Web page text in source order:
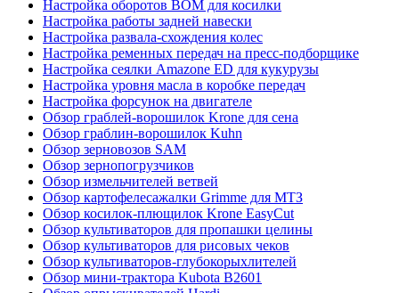
Настройка оборотов ВОМ для косилки
Настройка работы задней навески
Настройка развала-схождения колес
Настройка ременных передач на пресс-подборщике
Настройка сеялки Amazone ED для кукурузы
Настройка уровня масла в коробке передач
Настройка форсунок на двигателе
Обзор граблей-ворошилок Krone для сена
Обзор граблин-ворошилок Kuhn
Обзор зерновозов SAM
Обзор зернопогрузчиков
Обзор измельчителей ветвей
Обзор картофелесажалки Grimme для МТЗ
Обзор косилок-плющилок Krone EasyCut
Обзор культиваторов для пропашки целины
Обзор культиваторов для рисовых чеков
Обзор культиваторов-глубокорыхлителей
Обзор мини-трактора Kubota B2601